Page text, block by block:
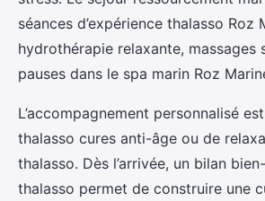
séances d’expérience thalasso Roz
hydrothérapie relaxante, massages
pauses dans le spa marin Roz
L’accompagnement personnalisé
thalasso cures anti-âge ou de
thalasso. Dès l’arrivée, un bilan
thalasso permet de construire une